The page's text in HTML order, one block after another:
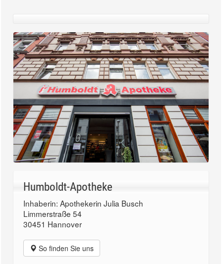
Humboldt-Apotheke
Inhaberin: Apothekerin Julia Busch
Limmerstraße 54
30451 Hannover
So finden Sie uns